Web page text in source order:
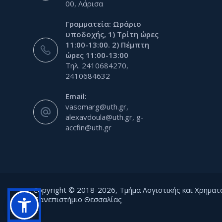
00, Λάρισα
Γραμματεία: Ωράριο
υποδοχής, 1) Τρίτη ώρες
11:00-13:00. 2) Πέμπτη
ώρες 11:00-13:00
Τηλ. 2410684270,
2410684632
Email:
vasomarg@uth.gr,
alexavdoula@uth.gr, g-
accfin@uth.gr
Copyright © 2018-2026, Τμήμα Λογιστικής και
Πανεπιστήμιο Θεσσαλίας